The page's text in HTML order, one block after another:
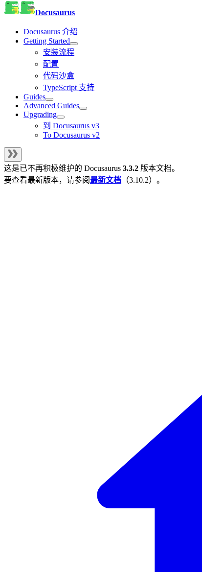
Docusaurus
Docusaurus 介绍
Getting Started
安装流程
配置
代码沙盒
TypeScript 支持
Guides
Advanced Guides
Upgrading
到 Docusaurus v3
To Docusaurus v2
这是已不再积极维护的 Docusaurus 3.3.2 版本文档。
要查看最新版本，请参阅最新文档 （3.10.2）。